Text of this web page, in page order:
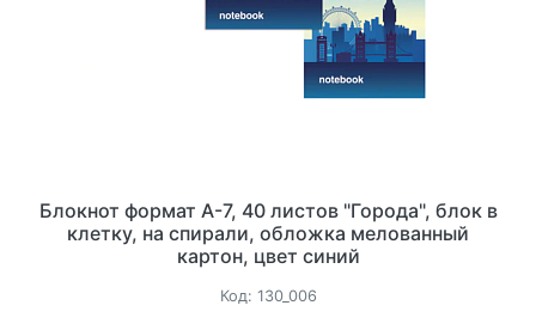
Блокнот формат А-7, 40 листов "Города", блок в
клетку, на спирали, обложка мелованный
картон, цвет синий
Код: 130_006